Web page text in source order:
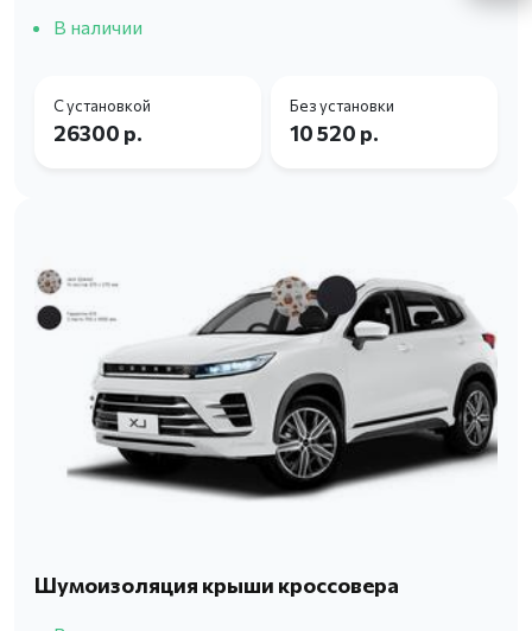
В наличии
С установкой
26300 р.
Без установки
10 520 р.
Шумоизоляция крыши кроссовера